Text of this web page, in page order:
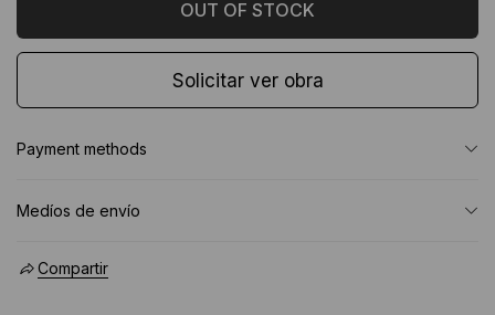
Solicitar ver obra
Payment methods
Medíos de envío
Compartir